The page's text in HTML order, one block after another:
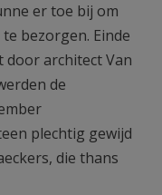
er toe bij om
bezorgen. Einde
door architect Van
de
plechtig gewijd
die thans